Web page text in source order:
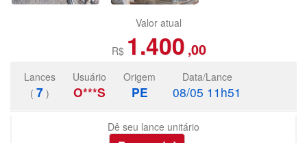
Valor atual
R$ 1.400 ,00
Lances
( 7 )
Usuário
O***S
Origem
PE
Data/Lance
08/05 11h51
Dê seu lance unitário